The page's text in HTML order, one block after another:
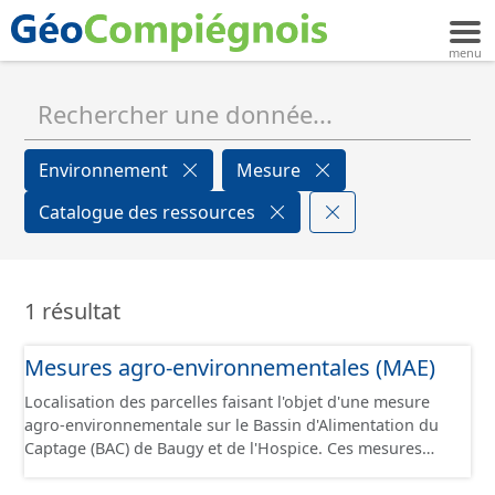
Environnement
Mesure
Catalogue des ressources
1 résultat
Mesures agro-environnementales (MAE)
Localisation des parcelles faisant l'objet d'une mesure
agro-environnementale sur le Bassin d'Alimentation du
Captage (BAC) de Baugy et de l'Hospice. Ces mesures